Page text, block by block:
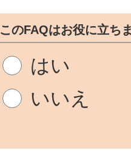
このFAQはお役に立ち
はい
いいえ